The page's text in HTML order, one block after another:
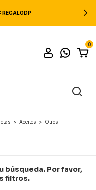
REGALODP
0
> Aceites > Otros
búsqueda. Por favor,
filtros.